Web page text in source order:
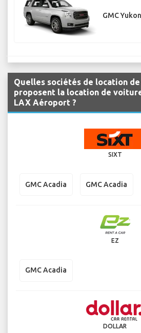
GMC Yukon
Quelles sociétés de location
proposent la location de
LAX Aéroport ?
SIXT
GMC Acadia GMC Acadia
EZ
GMC Acadia
DOLLAR